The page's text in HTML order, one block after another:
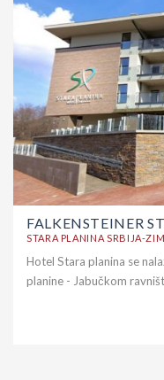
FALKENSTEINER
STARA PLANINA SRBIJA-
Hotel Stara planina se
planine - Jabučkom